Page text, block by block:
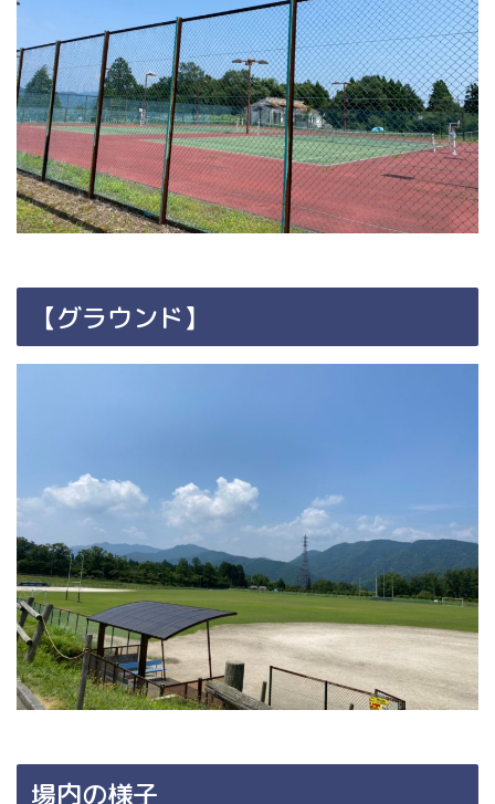
【グラウンド】
場内の様子